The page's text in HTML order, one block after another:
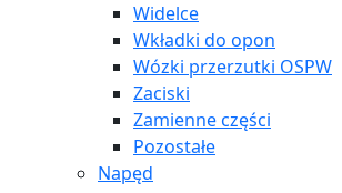
Widelce
Wkładki do opon
Wózki przerzutki OSPW
Zaciski
Zamienne części
Pozostałe
Napęd